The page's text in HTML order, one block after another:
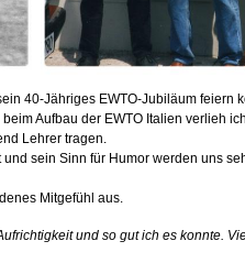
40-Jähriges EWTO-Jubiläum feiern
Aufbau der EWTO Italien verlieh
Lehrer tragen.
sein Sinn für Humor werden uns
Mitgefühl aus.
und so gut ich es konnte.